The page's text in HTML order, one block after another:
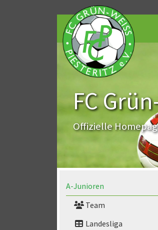
FC
Offizielle
A-Junioren
Team
Landesliga